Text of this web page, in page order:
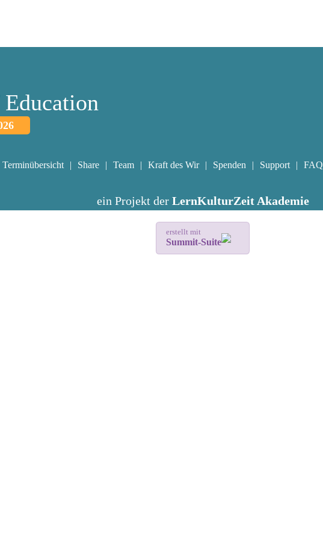
Terminübersicht Share Team Kraft des Wir Spenden Support FAQ
ein Projekt der LernKulturZeit Akademie
erstellt mit
Summit-Suite